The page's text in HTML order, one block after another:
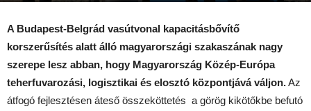
A Budapest-Belgrád vasútvonal kapacitásbővítő
korszerűsítés alatt álló magyarországi szakaszának nagy
szerepe lesz abban, hogy Magyarország Közép-Európa
teherfuvarozási, logisztikai és elosztó központjává váljon.Az
átfogó fejlesztésen áteső összeköttetés a görög kikötőkbe befutó